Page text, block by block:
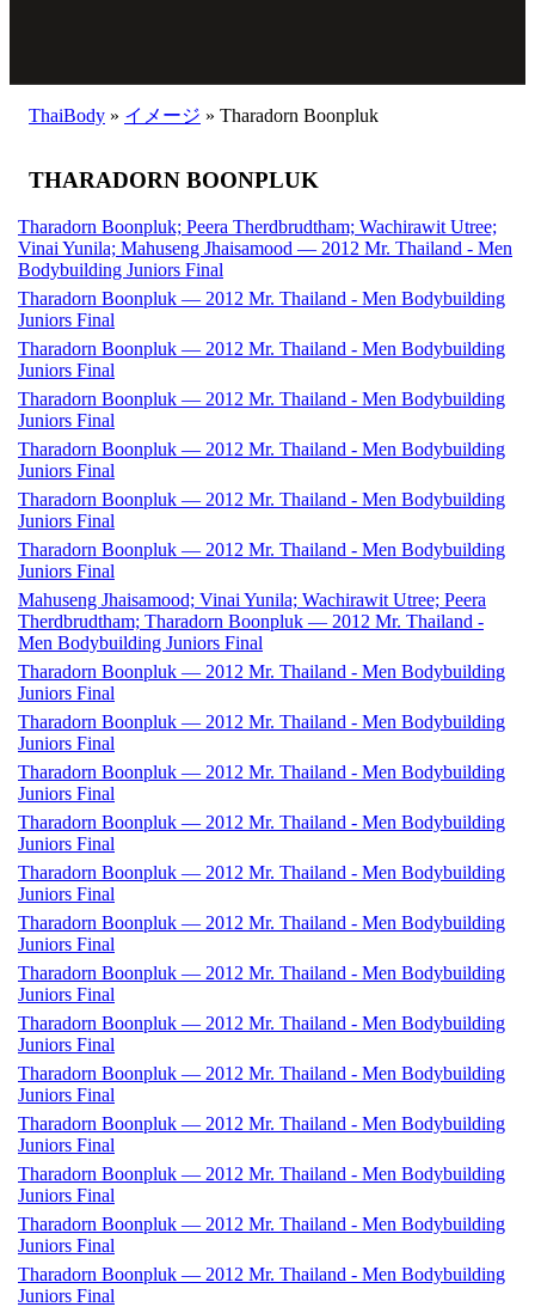
ThaiBody » イメージ » Tharadorn Boonpluk
THARADORN BOONPLUK
Tharadorn Boonpluk; Peera Therdbrudtham; Wachirawit Utree;
Vinai Yunila; Mahuseng Jhaisamood — 2012 Mr. Thailand - Men
Bodybuilding Juniors Final
Tharadorn Boonpluk — 2012 Mr. Thailand - Men Bodybuilding
Juniors Final
Tharadorn Boonpluk — 2012 Mr. Thailand - Men Bodybuilding
Juniors Final
Tharadorn Boonpluk — 2012 Mr. Thailand - Men Bodybuilding
Juniors Final
Tharadorn Boonpluk — 2012 Mr. Thailand - Men Bodybuilding
Juniors Final
Tharadorn Boonpluk — 2012 Mr. Thailand - Men Bodybuilding
Juniors Final
Tharadorn Boonpluk — 2012 Mr. Thailand - Men Bodybuilding
Juniors Final
Mahuseng Jhaisamood; Vinai Yunila; Wachirawit Utree; Peera
Therdbrudtham; Tharadorn Boonpluk — 2012 Mr. Thailand -
Men Bodybuilding Juniors Final
Tharadorn Boonpluk — 2012 Mr. Thailand - Men Bodybuilding
Juniors Final
Tharadorn Boonpluk — 2012 Mr. Thailand - Men Bodybuilding
Juniors Final
Tharadorn Boonpluk — 2012 Mr. Thailand - Men Bodybuilding
Juniors Final
Tharadorn Boonpluk — 2012 Mr. Thailand - Men Bodybuilding
Juniors Final
Tharadorn Boonpluk — 2012 Mr. Thailand - Men Bodybuilding
Juniors Final
Tharadorn Boonpluk — 2012 Mr. Thailand - Men Bodybuilding
Juniors Final
Tharadorn Boonpluk — 2012 Mr. Thailand - Men Bodybuilding
Juniors Final
Tharadorn Boonpluk — 2012 Mr. Thailand - Men Bodybuilding
Juniors Final
Tharadorn Boonpluk — 2012 Mr. Thailand - Men Bodybuilding
Juniors Final
Tharadorn Boonpluk — 2012 Mr. Thailand - Men Bodybuilding
Juniors Final
Tharadorn Boonpluk — 2012 Mr. Thailand - Men Bodybuilding
Juniors Final
Tharadorn Boonpluk — 2012 Mr. Thailand - Men Bodybuilding
Juniors Final
Tharadorn Boonpluk — 2012 Mr. Thailand - Men Bodybuilding
Juniors Final